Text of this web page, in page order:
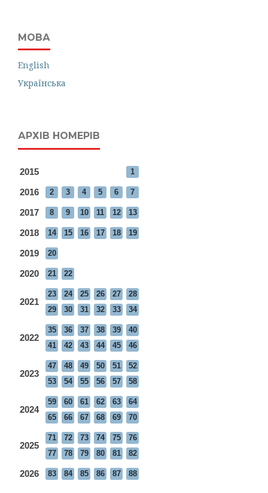
МОВА
English
Українська
АРХІВ НОМЕРІВ
2015 1
2016 2 3 4 5 6 7
2017 8 9 10 11 12 13
2018 14 15 16 17 18 19
2019 20
2020 21 22
2021
23 24 25 26 27
28
29
30 31 32 33 34
2022
35 36 37 38 39
40
41
42 43 44 45 46
2023
47 48 49 50 51
52
53
54 55 56 57 58
2024
59 60 61 62 63
64
65
66 67 68 69 70
2025
71 72 73 74 75
76
77
78 79 80 81 82
2026 83 84 85 86 87 88